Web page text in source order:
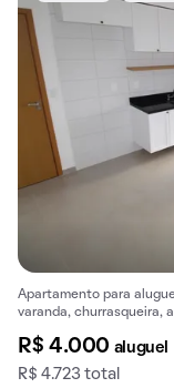
Apartamento para
varanda, churrasqueira,
R$ 4.000 aluguel
R$ 4.723 total